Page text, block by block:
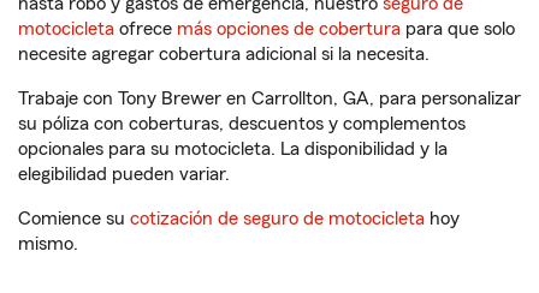
motocicleta ofrece más opciones de cobertura para que solo
necesite agregar cobertura adicional si la necesita.
Trabaje con Tony Brewer en Carrollton, GA, para personalizar
su póliza con coberturas, descuentos y complementos
opcionales para su motocicleta. La disponibilidad y la
elegibilidad pueden variar.
Comience su cotización de seguro de motocicleta hoy
mismo.